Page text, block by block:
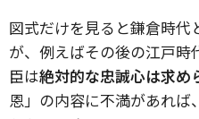
図式だけを見ると鎌倉時
が、例えばその後の江戸
臣は絶対的な忠誠心は求め
恩」の内容に不満があれば